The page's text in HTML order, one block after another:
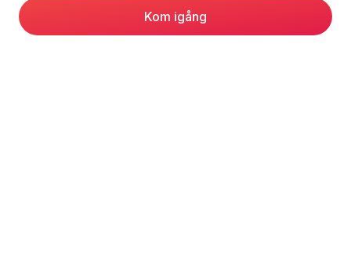
Kom igång